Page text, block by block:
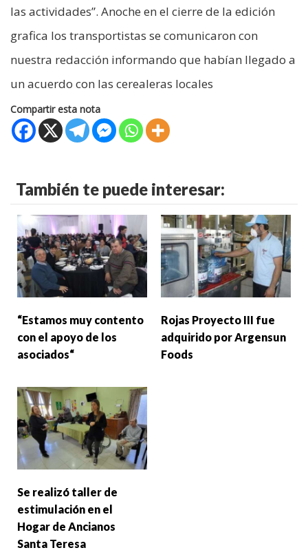
las actividades”. Anoche en el cierre de la edición
grafica los transportistas se comunicaron con
nuestra redacción informando que habían llegado a
un acuerdo con las cerealeras locales
Compartir esta nota
También te puede interesar:
“Estamos muy contento
con el apoyo de los
asociados“
Rojas Proyecto III fue
adquirido por Argensun
Foods
Se realizó taller de
estimulación en el
Hogar de Ancianos
Santa Teresa